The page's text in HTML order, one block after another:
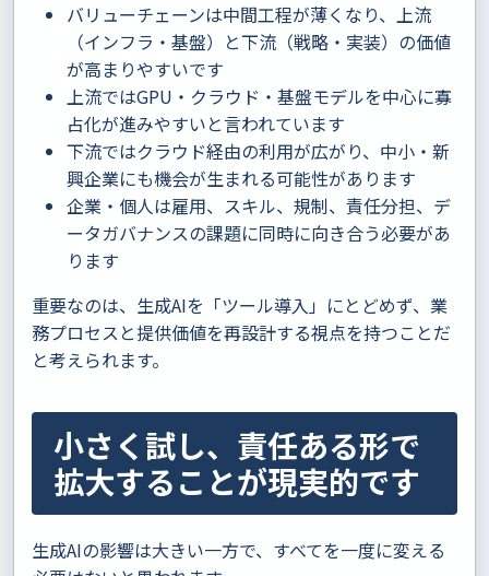
バリューチェーンは中間工程が薄くなり、上流
（インフラ・基盤）と下流（戦略・実装）の価値
が高まりやすいです
上流ではGPU・クラウド・基盤モデルを中心に寡
占化が進みやすいと言われています
下流ではクラウド経由の利用が広がり、中小・新
興企業にも機会が生まれる可能性があります
企業・個人は雇用、スキル、規制、責任分担、デ
ータガバナンスの課題に同時に向き合う必要があ
ります
重要なのは、生成AIを「ツール導入」にとどめず、業
務プロセスと提供価値を再設計する視点を持つことだ
と考えられます。
小さく試し、責任ある形で
拡大することが現実的です
生成AIの影響は大きい一方で、すべてを一度に変える